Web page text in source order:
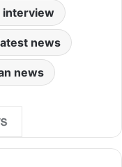
interview
news
news